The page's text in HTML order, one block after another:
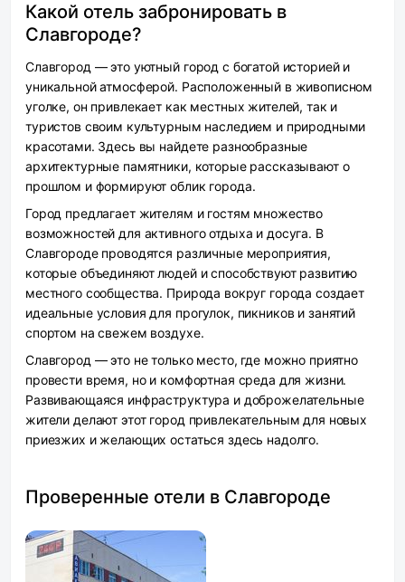
Какой отель забронировать в
Славгороде?
Славгород — это уютный город с богатой историей и
уникальной атмосферой. Расположенный в живописном
уголке, он привлекает как местных жителей, так и
туристов своим культурным наследием и природными
красотами. Здесь вы найдете разнообразные
архитектурные памятники, которые рассказывают о
прошлом и формируют облик города.
Город предлагает жителям и гостям множество
возможностей для активного отдыха и досуга. В
Славгороде проводятся различные мероприятия,
которые объединяют людей и способствуют развитию
местного сообщества. Природа вокруг города создает
идеальные условия для прогулок, пикников и занятий
спортом на свежем воздухе.
Славгород — это не только место, где можно приятно
провести время, но и комфортная среда для жизни.
Развивающаяся инфраструктура и доброжелательные
жители делают этот город привлекательным для новых
приезжих и желающих остаться здесь надолго.
Проверенные отели в Славгороде